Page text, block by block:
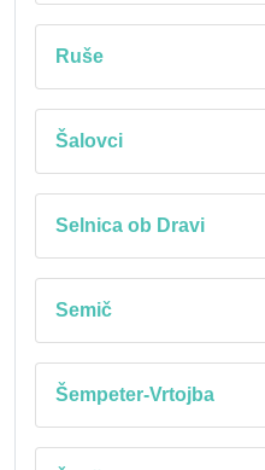
Ruše
Šalovci
Selnica ob Dravi
Semič
Šempeter-Vrtojba